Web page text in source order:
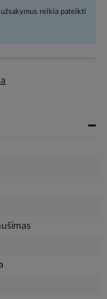
reikia pateikti